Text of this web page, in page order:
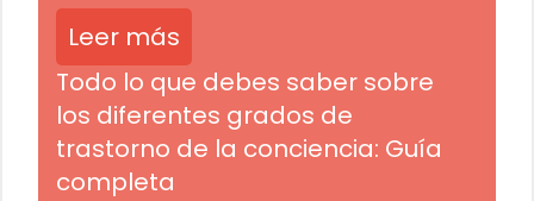
Leer más
Todo lo que debes saber sobre
los diferentes grados de
trastorno de la conciencia: Guía
completa